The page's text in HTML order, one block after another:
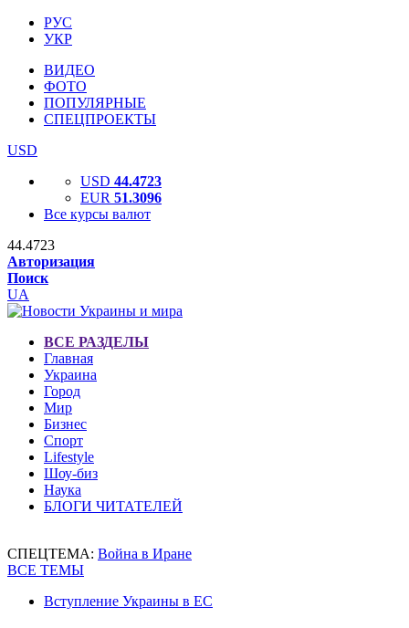
РУС
УКР
ВИДЕО
ФОТО
ПОПУЛЯРНЫЕ
СПЕЦПРОЕКТЫ
USD
USD 44.4723
EUR 51.3096
Все курсы валют
44.4723
Авторизация
Поиск
UA
ВСЕ РАЗДЕЛЫ
Главная
Украина
Город
Мир
Бизнес
Спорт
Lifestyle
Шоу-биз
Наука
БЛОГИ ЧИТАТЕЛЕЙ
СПЕЦТЕМА: Война в Иране
ВСЕ ТЕМЫ
Вступление Украины в ЕС